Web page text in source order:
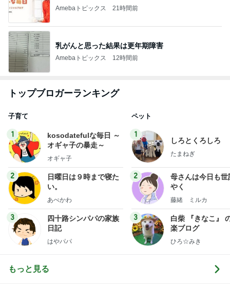
Amebaトピックス 21時間前
乳がんと思った結果は更年期障害
Amebaトピックス 12時間前
トップブロガーランキング
子育て
1
kosodatefulな毎日 ～
オギャ子の暴走～
オギャ子
2
日曜日は９時まで寝た
い。
あべかわ
3
四十路シンパパの家族
日記
はやパパ
ペット
1
しろとくろしろ
たまねぎ
2
母さんは今日も世
やく
藤緒 ミルカ
3
白柴 『きなこ』
楽ブログ
ひろ☆みき
もっと見る